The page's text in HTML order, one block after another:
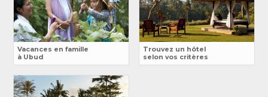
Vacances en famille
à Ubud
Trouvez un hôtel
selon vos critères